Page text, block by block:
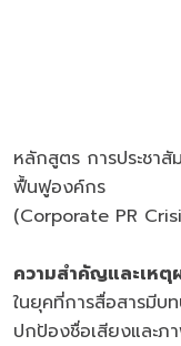
หลักสูตร การประชา
ฟื้นฟูองค์กร
(Corporate PR
ความสำคัญและเหตุ
ในยุคที่การสื่อสารมีบ
ปกป้องชื่อเสียงและ